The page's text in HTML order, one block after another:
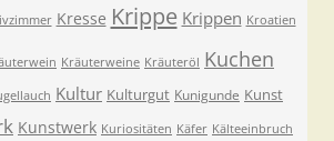
Kresse Krippe Krippen Kroatien
Kräuterweine Kräuteröl Kuchen
Kultur Kulturgut Kunigunde Kunst
Kunstwerk Kuriositäten Käfer Kälteeinbruch